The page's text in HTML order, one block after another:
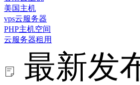
美国主机
vps云服务器
PHP主机空间
云服务器租用
最新发